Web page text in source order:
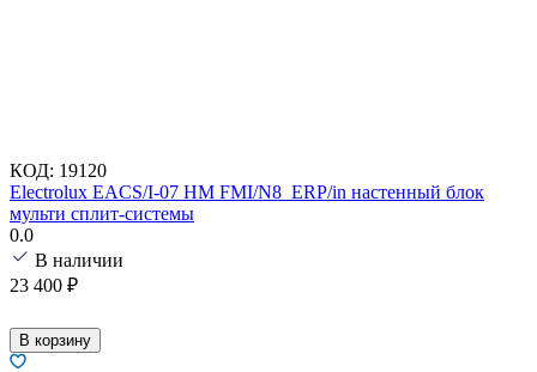
КОД: 19120
Electrolux EACS/I-07 HM FMI/N8_ERP/in настенный блок
мульти сплит-системы
0.0
В наличии
23 400 ₽
В корзину